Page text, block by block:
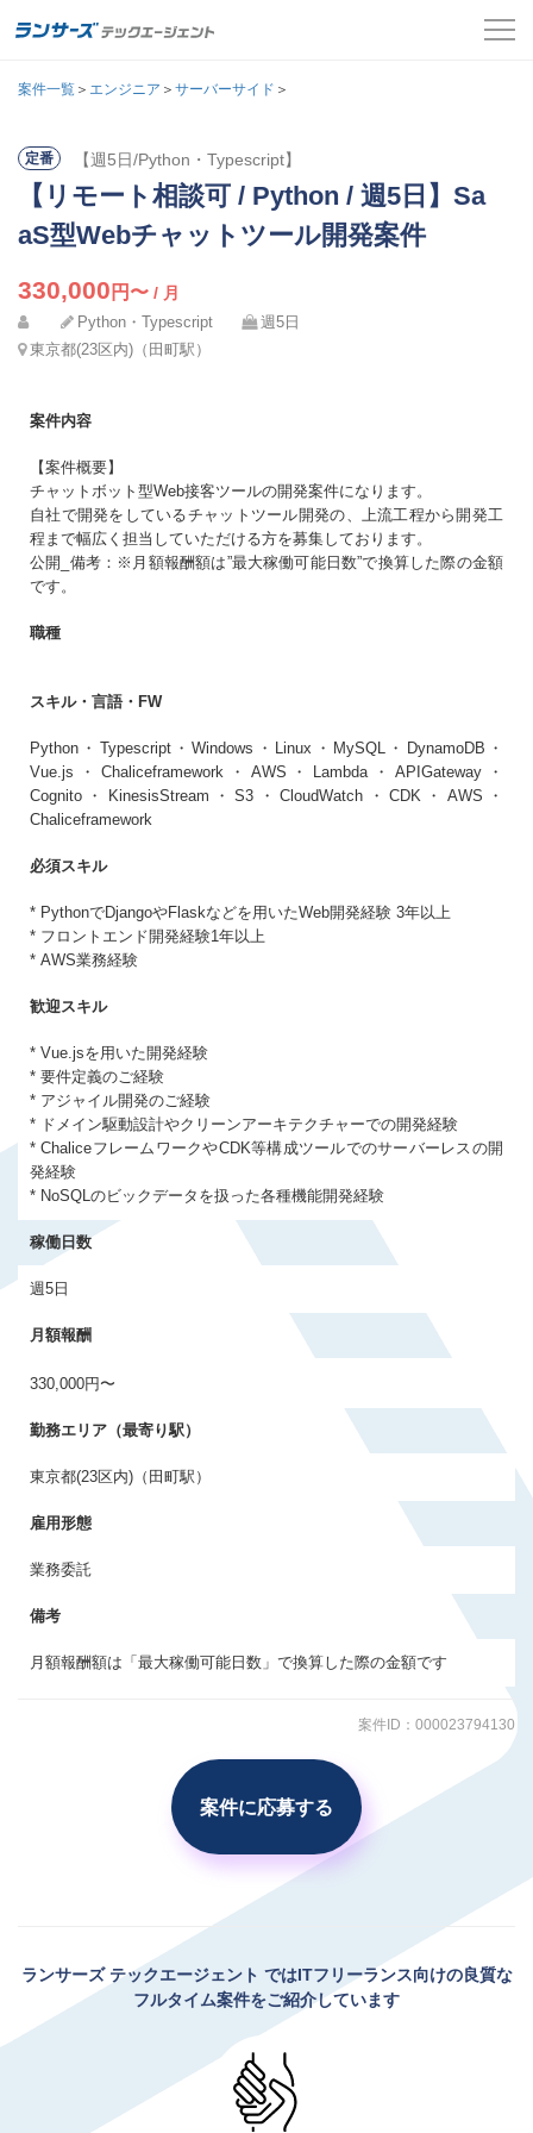
案件一覧
お役立ちコンテンツ
よくある質問
ログイン
案件一覧 ＞ エンジニア ＞ サーバーサイド ＞
定番 【週5日/Python・Typescript】
【リモート相談可 / Python / 週5日】Sa
aS型Webチャットツール開発案件
330,000 円〜 / 月
Python・Typescript
週5日
東京都(23区内)（田町駅）
案件内容
【案件概要】
チャットボット型Web接客ツールの開発案件になります。
自社で開発をしているチャットツール開発の、上流工程から開発工
程まで幅広く担当していただける方を募集しております。
公開_備考：※月額報酬額は”最大稼働可能日数”で換算した際の金額
です。
職種
スキル・言語・FW
Python・Typescript・Windows・Linux・MySQL・DynamoDB・
Vue.js・Chaliceframework・AWS・Lambda・APIGateway・
Cognito・KinesisStream・S3・CloudWatch・CDK・AWS・
Chaliceframework
必須スキル
* PythonでDjangoやFlaskなどを用いたWeb開発経験 3年以上
* フロントエンド開発経験1年以上
* AWS業務経験
歓迎スキル
* Vue.jsを用いた開発経験
* 要件定義のご経験
* アジャイル開発のご経験
* ドメイン駆動設計やクリーンアーキテクチャーでの開発経験
* ChaliceフレームワークやCDK等構成ツールでのサーバーレスの開
発経験
* NoSQLのビックデータを扱った各種機能開発経験
稼働日数
週5日
月額報酬
330,000円〜
勤務エリア（最寄り駅）
東京都(23区内)（田町駅）
雇用形態
業務委託
備考
月額報酬額は「最大稼働可能日数」で換算した際の金額です
案件ID：000023794130
案件に応募する
メールアドレス
パスワード
パスワードを忘れた方はこちら
氏名 必須
メールアドレス
電話番号
生年月日 必須
10〜20文字（大小英字、数字、記号それぞれ1文字以上）
同意事項
すでに登録済みの方はログイン
ランサーズ テックエージェント ではITフリーランス向けの良質な
フルタイム案件をご紹介しています